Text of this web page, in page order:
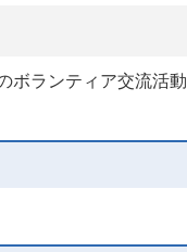
ボランティア交流活動